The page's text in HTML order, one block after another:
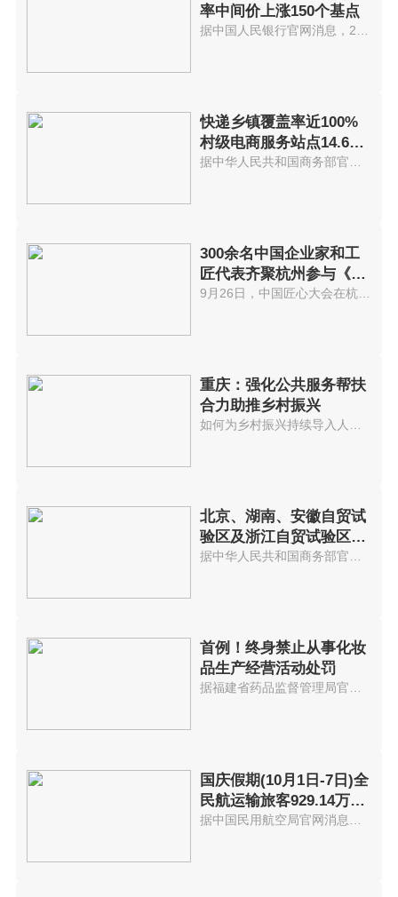
率中间价上涨150个基点
快递乡镇覆盖率近100%
村级电商服务站点14.6万
个
300余名中国企业家和工
匠代表齐聚杭州参与《中
国匠心大会》
9月26日，中国匠心大会在杭州隆...
重庆：强化公共服务帮扶
合力助推乡村振兴
北京、湖南、安徽自贸试
验区及浙江自贸试验区扩
展区域建设一周年
据中华人民共和国商务部官网消息...
首例！终身禁止从事化妆
品生产经营活动处罚
据福建省药品监督管理局官网消息...
国庆假期(10月1日-7日)全
民航运输旅客929.14万人
次